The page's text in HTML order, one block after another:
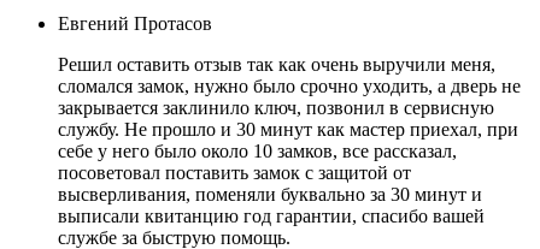
Евгений Протасов
Решил оставить отзыв так как очень выручили меня,
сломался замок, нужно было срочно уходить, а дверь не
закрывается заклинило ключ, позвонил в сервисную
службу. Не прошло и 30 минут как мастер приехал, при
себе у него было около 10 замков, все рассказал,
посоветовал поставить замок с защитой от
высверливания, поменяли буквально за 30 минут и
выписали квитанцию год гарантии, спасибо вашей
службе за быструю помощь.